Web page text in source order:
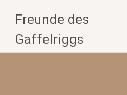
Inhalt
springen
Freunde des
Gaffelriggs